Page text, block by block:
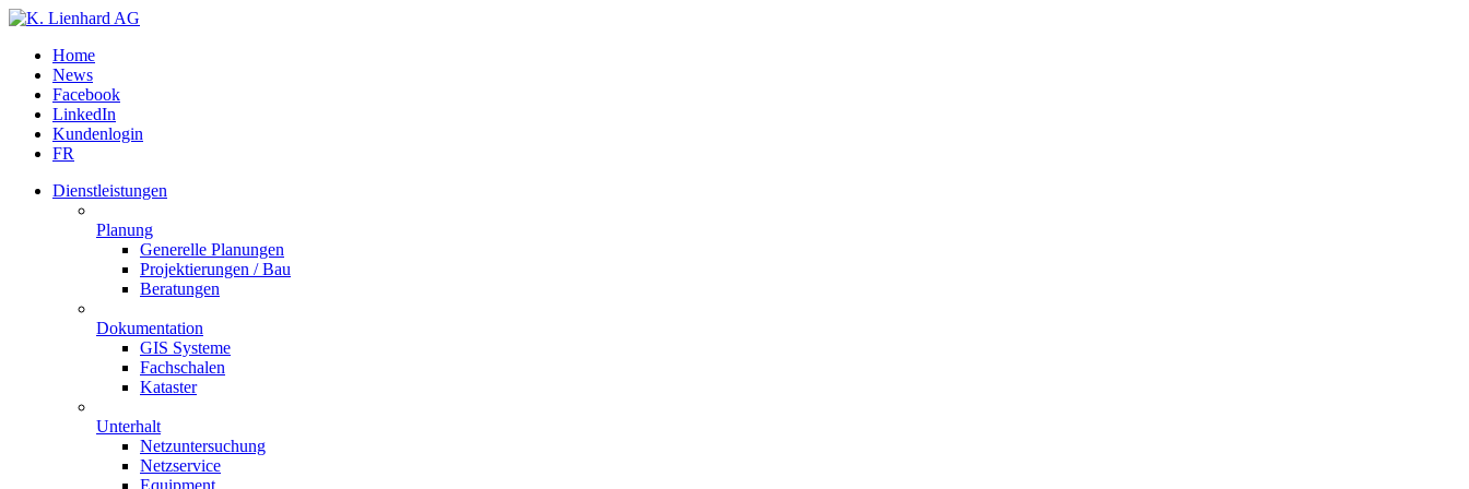
Home
News
Facebook
LinkedIn
Kundenlogin
FR
Dienstleistungen
Planung
Generelle Planungen
Projektierungen / Bau
Beratungen
Dokumentation
GIS Systeme
Fachschalen
Kataster
Unterhalt
Netzuntersuchung
Netzservice
Equipment